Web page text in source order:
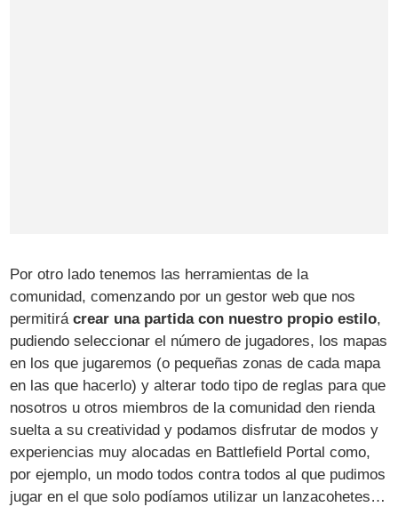
Por otro lado tenemos las herramientas de la
comunidad, comenzando por un gestor web que nos
permitirácrear una partida con nuestro propio estilo,
pudiendo seleccionar el número de jugadores, los mapas
en los que jugaremos (o pequeñas zonas de cada mapa
en las que hacerlo) y alterar todo tipo de reglas para que
nosotros u otros miembros de la comunidad den rienda
suelta a su creatividad y podamos disfrutar de modos y
experiencias muy alocadas en Battlefield Portal como,
por ejemplo, un modo todos contra todos al que pudimos
jugar en el que solo podíamos utilizar un lanzacohetes…